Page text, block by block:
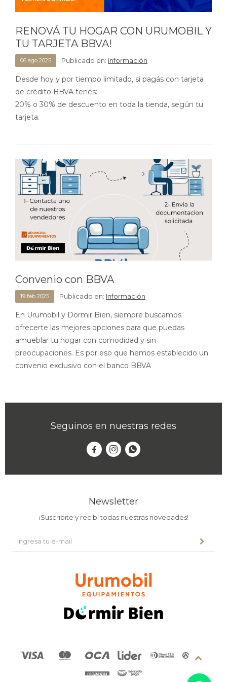
RENOVÁ TU HOGAR CON URUMOBIL Y
TU TARJETA BBVA!
06 ago 2025 Publicado en: Información
Desde hoy y por tiempo limitado, si pagás con tarjeta
de crédito BBVA tenés:
20% o 30% de descuento en toda la tienda, según tu
tarjeta.
Convenio con BBVA
19 feb 2025 Publicado en: Información
En Urumobil y Dormir Bien, siempre buscamos
ofrecerte las mejores opciones para que puedas
amueblar tu hogar con comodidad y sin
preocupaciones. Es por eso que hemos establecido un
convenio exclusivo con el banco BBVA
Seguinos en nuestras redes
  
Newsletter
¡Suscribite y recibí todas nuestras novedades!